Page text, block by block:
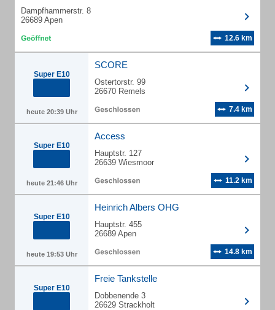
Dampfhammerstr. 8
26689 Apen
12.6 km
Super E10
heute 20:39 Uhr
SCORE
Ostertorstr. 99
26670 Remels
7.4 km
Super E10
heute 21:46 Uhr
Access
Hauptstr. 127
26639 Wiesmoor
11.2 km
Super E10
heute 19:53 Uhr
Heinrich Albers OHG
Hauptstr. 455
26689 Apen
14.8 km
Super E10
Freie Tankstelle
Dobbenende 3
26629 Strackholt